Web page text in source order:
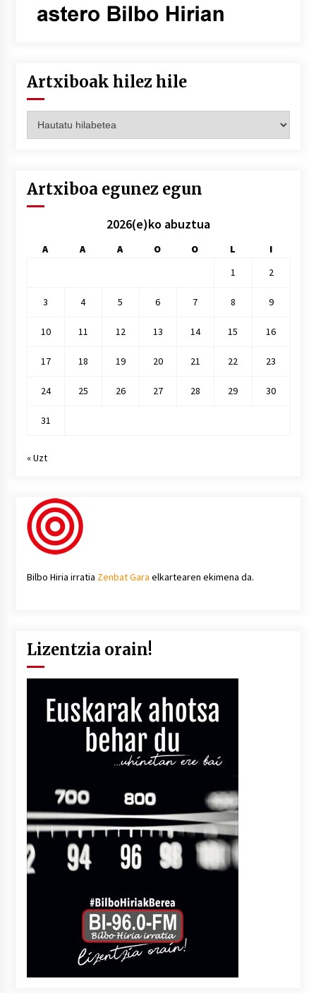
Artxiboak hilez hile
hilez
Artxiboa egunez egun
2026(e)ko abuztua
A A A O O L
I
1
2
3 4 5 6 7 8 9
10 11 12 13 14 15 16
17 18 19 20 21 22 23
24 25 26 27 28 29 30
31
« Uzt
Bilbo Hiria irratia Zenbat Gara elkartearen ekimena da.
Lizentzia orain!